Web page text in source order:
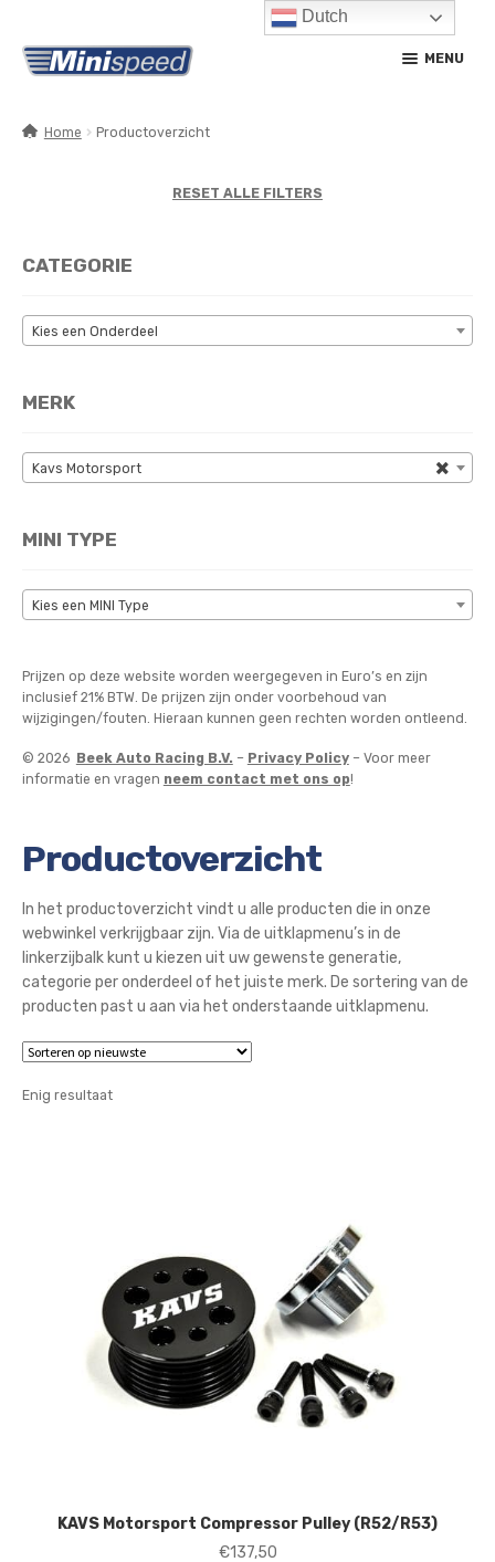
Ga
door
navigatie
Ga
naar
inhoud
MENU
CONTACT
MIJN ACCOUNT
Home Productoverzicht
Productoverzicht
In het productoverzicht vindt u alle producten die in onze
webwinkel verkrijgbaar zijn. Via de uitklapmenu’s in de
linkerzijbalk kunt u kiezen uit uw gewenste generatie,
categorie per onderdeel of het juiste merk. De sortering van de
producten past u aan via het onderstaande uitklapmenu.
Enig resultaat
KAVS Motorsport Compressor Pulley (R52/R53)
€137,50
RESET ALLE FILTERS
CATEGORIE
Kies een Onderdeel
MERK
×
Kavs Motorsport
MINI TYPE
Kies een MINI Type
Prijzen op deze website worden weergegeven in Euro’s en zijn
inclusief 21% BTW. De prijzen zijn onder voorbehoud van
wijzigingen/fouten. Hieraan kunnen geen rechten worden ontleend.
© 2026 Beek Auto Racing B.V. – Privacy Policy– Voor meer
informatie en vragen neem contact met ons op!
Dutch